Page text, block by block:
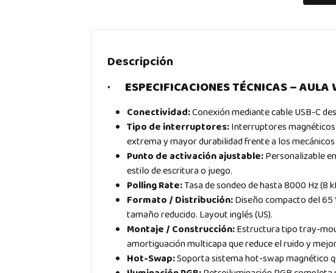
Descripción
· ESPECIFICACIONES TÉCNICAS –
Conectividad:Conexión mediante cable USB-C
Tipo de interruptores:Interruptores
extrema y mayor durabilidad frente a los
Punto de activación ajustable:Personalizable
estilo de escritura o juego.
Polling Rate:Tasa de sondeo de hasta 8000 Hz (8
Formato / Distribución:Diseño compacto del 65
tamaño reducido. Layout inglés (US).
Montaje / Construcción:Estructura tipo tray-
amortiguación multicapa que reduce el ruido y
Hot-Swap:Soporta sistema hot-swap magnético